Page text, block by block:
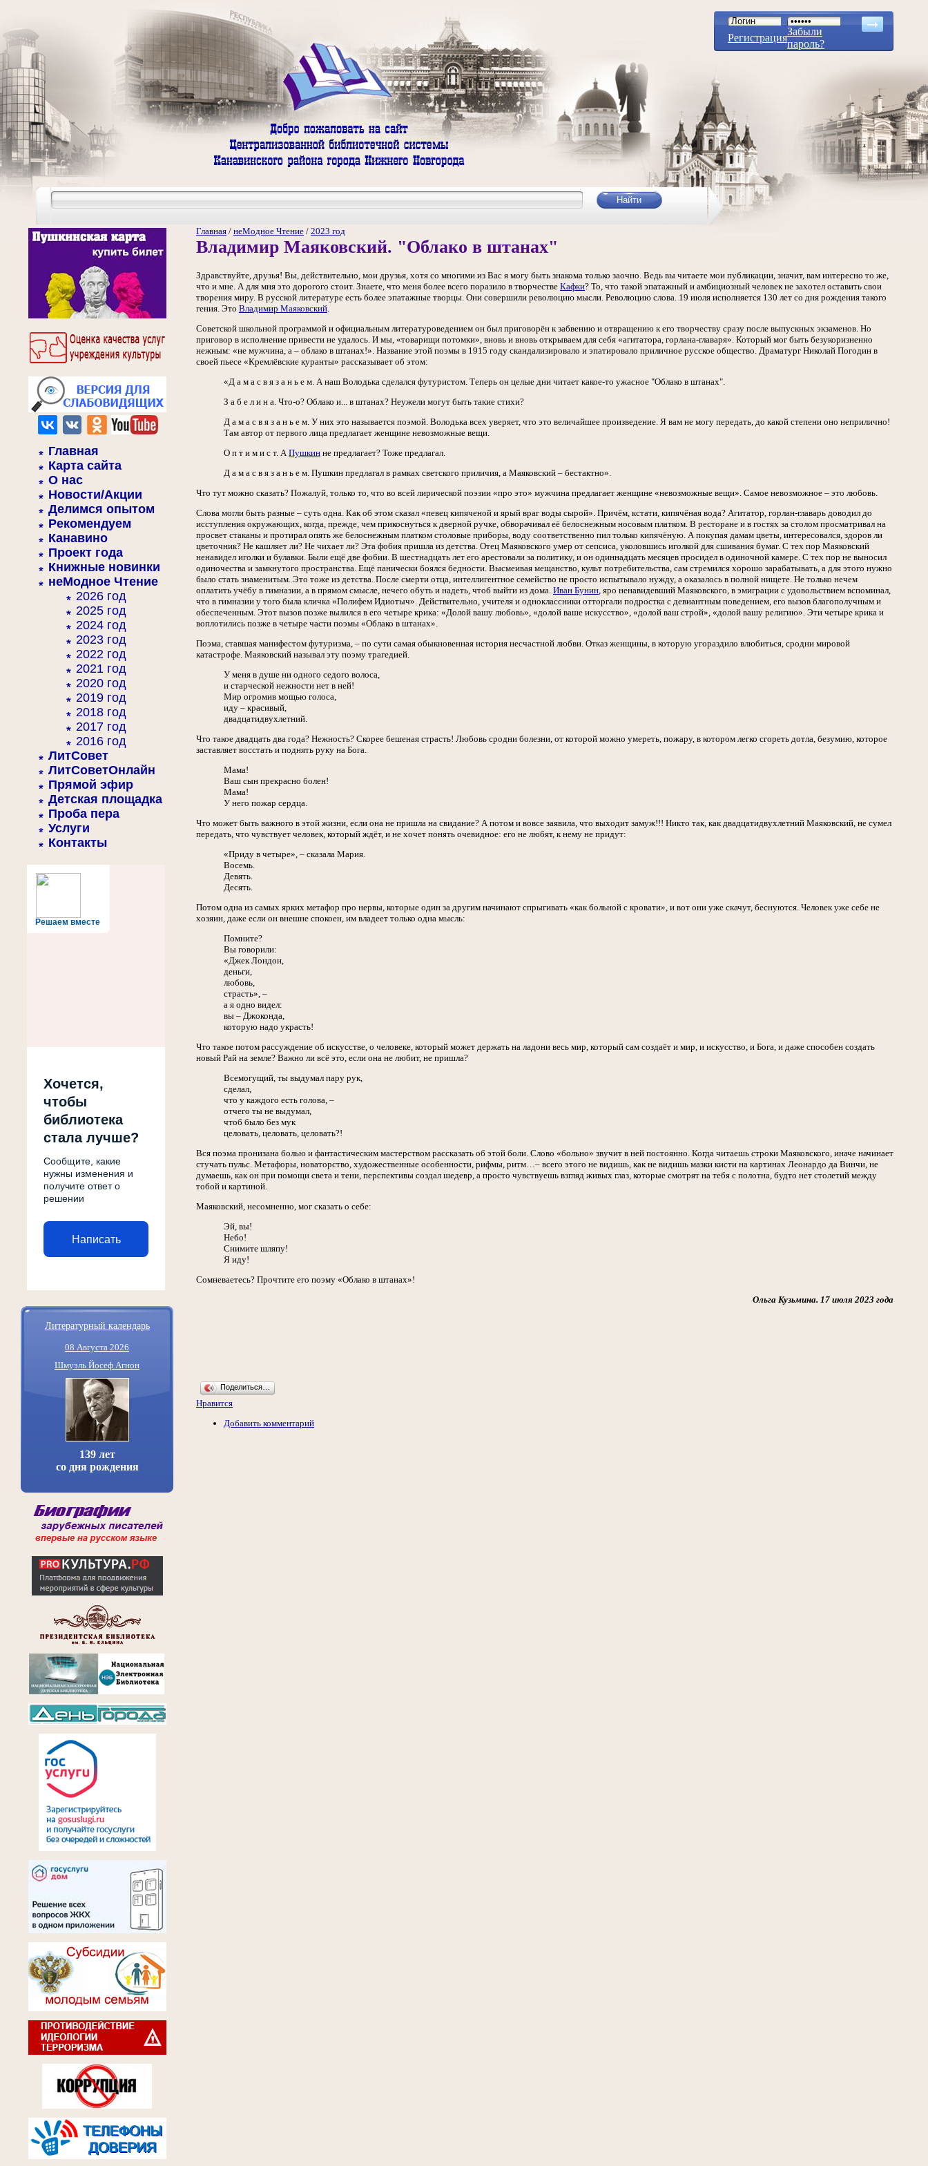
Регистрация
Забыли
пароль?
Главная
Карта сайта
О нас
Новости/Акции
Делимся опытом
Рекомендуем
Канавино
Проект года
Книжные новинки
неМодное Чтение
2026 год
2025 год
2024 год
2023 год
2022 год
2021 год
2020 год
2019 год
2018 год
2017 год
2016 год
ЛитСовет
ЛитСоветОнлайн
Прямой эфир
Детская площадка
Проба пера
Услуги
Контакты
Решаем вместе
Хочется,
чтобы
библиотека
стала лучше?
Сообщите, какие
нужны изменения и
получите ответ о
решении
Написать
Литературный календарь
08 Августа 2026
Шмуэль Йосеф Агнон
139 лет
со дня рождения
Главная / неМодное Чтение / 2023 год
Владимир Маяковский. "Облако в штанах"
Здравствуйте, друзья! Вы, действительно, мои друзья, хотя со многими из Вас я могу быть знакома только заочно. Ведь вы читаете мои публикации, значит, вам интересно то же,
что и мне. А для мня это дорогого стоит. Знаете, что меня более всего поразило в творчестве Кафки? То, что такой эпатажный и амбициозный человек не захотел оставить свои
творения миру. В русской литературе есть более эпатажные творцы. Они совершили революцию мысли. Революцию слова. 19 июля исполняется 130 лет со дня рождения такого
гения. Это Владимир Маяковский.
Советской школьной программой и официальным литературоведением он был приговорён к забвению и отвращению к его творчеству сразу после выпускных экзаменов. Но
приговор в исполнение привести не удалось. И мы, «товарищи потомки», вновь и вновь открываем для себя «агитатора, горлана-главаря». Который мог быть безукоризненно
нежным: «не мужчина, а – облако в штанах!». Название этой поэмы в 1915 году скандализировало и эпатировало приличное русское общество. Драматург Николай Погодин в
своей пьесе «Кремлёвские куранты» рассказывает об этом:
«Д а м а с в я з а н ь е м. А наш Володька сделался футуристом. Теперь он целые дни читает какое-то ужасное "Облако в штанах".
З а б е л и н а. Что-о? Облако и... в штанах? Неужели могут быть такие стихи?
Д а м а с в я з а н ь е м. У них это называется поэмой. Володька всех уверяет, что это величайшее произведение. Я вам не могу передать, до какой степени оно неприлично!
Там автор от первого лица предлагает женщине невозможные вещи.
О п т и м и с т. АПушкин не предлагает? Тоже предлагал.
Д а м а с в я з а н ь е м. Пушкин предлагал в рамках светского приличия, а Маяковский – бестактно».
Что тут можно сказать? Пожалуй, только то, что во всей лирической поэзии «про это» мужчина предлагает женщине «невозможные вещи». Самое невозможное – это любовь.
Слова могли быть разные – суть одна. Как об этом сказал «певец кипяченой и ярый враг воды сырой». Причём, кстати, кипячёная вода? Агитатор, горлан-главарь доводил до
исступления окружающих, когда, прежде, чем прикоснуться к дверной ручке, обворачивал её белоснежным носовым платком. В ресторане и в гостях за столом просматривал на
просвет стаканы и протирал опять же белоснежным платком столовые приборы, воду соответственно пил только кипячёную. А покупая дамам цветы, интересовался, здоров ли
цветочник? Не кашляет ли? Не чихает ли? Эта фобия пришла из детства. Отец Маяковского умер от сепсиса, уколовшись иголкой для сшивания бумаг. С тех пор Маяковский
ненавидел иголки и булавки. Были ещё две фобии. В шестнадцать лет его арестовали за политику, и он одиннадцать месяцев просидел в одиночной камере. С тех пор не выносил
одиночества и замкнутого пространства. Ещё панически боялся бедности. Высмеивая мещанство, культ потребительства, сам стремился хорошо зарабатывать, а для этого нужно
было стать знаменитым. Это тоже из детства. После смерти отца, интеллигентное семейство не просто испытывало нужду, а оказалось в полной нищете. Не только нечем
оплатить учёбу в гимназии, а в прямом смысле, нечего обуть и надеть, чтоб выйти из дома. Иван Бунин, яро ненавидевший Маяковского, в эмиграции с удовольствием вспоминал,
что в гимназии у того была кличка «Полифем Идиотыч». Действительно, учителя и одноклассники отторгали подростка с девиантным поведением, его вызов благополучным и
обеспеченным. Этот вызов позже вылился в его четыре крика: «Долой вашу любовь», «долой ваше искусство», «долой ваш строй», «долой вашу религию». Эти четыре крика и
воплотились позже в четыре части поэмы «Облако в штанах».
Поэма, ставшая манифестом футуризма, – по сути самая обыкновенная история несчастной любви. Отказ женщины, в которую угораздило влюбиться, сродни мировой
катастрофе. Маяковский называл эту поэму трагедией.
У меня в душе ни одного седого волоса,
и старческой нежности нет в ней!
Мир огромив мощью голоса,
иду – красивый,
двадцатидвухлетний.
Что такое двадцать два года? Нежность? Скорее бешеная страсть! Любовь сродни болезни, от которой можно умереть, пожару, в котором легко сгореть дотла, безумию, которое
заставляет восстать и поднять руку на Бога.
Мама!
Ваш сын прекрасно болен!
Мама!
У него пожар сердца.
Что может быть важного в этой жизни, если она не пришла на свидание? А потом и вовсе заявила, что выходит замуж!!! Никто так, как двадцатидвухлетний Маяковский, не сумел
передать, что чувствует человек, который ждёт, и не хочет понять очевидное: его не любят, к нему не придут:
«Приду в четыре», – сказала Мария.
Восемь.
Девять.
Десять.
Потом одна из самых ярких метафор про нервы, которые один за другим начинают спрыгивать «как больной с кровати», и вот они уже скачут, беснуются. Человек уже себе не
хозяин, даже если он внешне спокоен, им владеет только одна мысль:
Помните?
Вы говорили:
«Джек Лондон,
деньги,
любовь,
страсть», –
а я одно видел:
вы – Джоконда,
которую надо украсть!
Что такое потом рассуждение об искусстве, о человеке, который может держать на ладони весь мир, который сам создаёт и мир, и искусство, и Бога, и даже способен создать
новый Рай на земле? Важно ли всё это, если она не любит, не пришла?
Всемогущий, ты выдумал пару рук,
сделал,
что у каждого есть голова, –
отчего ты не выдумал,
чтоб было без мук
целовать, целовать, целовать?!
Вся поэма пронизана болью и фантастическим мастерством рассказать об этой боли. Слово «больно» звучит в ней постоянно. Когда читаешь строки Маяковского, иначе начинает
стучать пульс. Метафоры, новаторство, художественные особенности, рифмы, ритм…– всего этого не видишь, как не видишь мазки кисти на картинах Леонардо да Винчи, не
думаешь, как он при помощи света и тени, перспективы создал шедевр, а просто чувствуешь взгляд живых глаз, которые смотрят на тебя с полотна, будто нет столетий между
тобой и картиной.
Маяковский, несомненно, мог сказать о себе:
Эй, вы!
Небо!
Снимите шляпу!
Я иду!
Сомневаетесь? Прочтите его поэму «Облако в штанах»!
Ольга Кузьмина. 17 июля 2023 года
Поделиться…
Нравится
Добавить комментарий